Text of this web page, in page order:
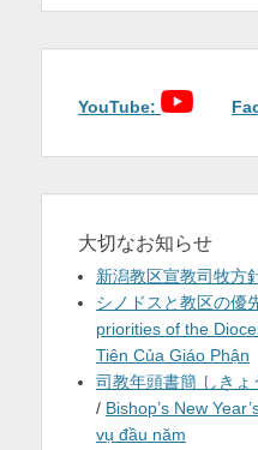
ー
ョ
YouTube:
大切なお知らせ
新潟教区宣教司牧方
シノドスと教区の優
priorities of the
Tiên Của Giáo Phận
司教年頭書簡 しきょ
/ Bishop’s New
vụ đầu năm